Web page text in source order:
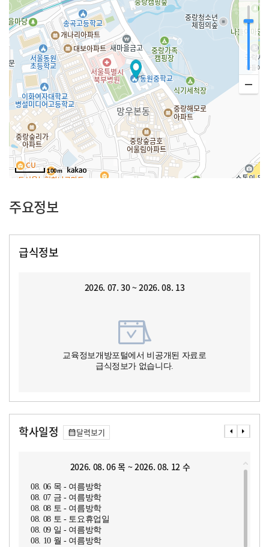
100m
주요정보
급식정보
2026. 07. 30 ~ 2026. 08. 13
교육정보개방포털에서 비공개된 자료로
급식정보가 없습니다.
학사일정 달력보기
2026. 08. 06 목 ~ 2026. 08. 12 수
08. 06 목 - 여름방학
08. 07 금 - 여름방학
08. 08 토 - 여름방학
08. 08 토 - 토요휴업일
08. 09 일 - 여름방학
08. 10 월 - 여름방학